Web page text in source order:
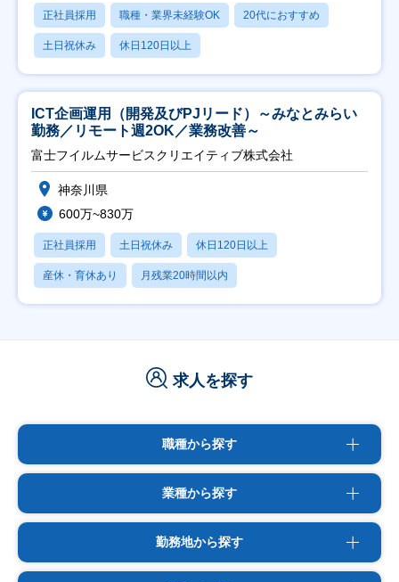
正社員採用 職種・業界未経験OK 20代におすすめ
土日祝休み 休日120日以上
ICT企画運用（開発及びPJリード）～みなとみらい
勤務／リモート週2OK／業務改善～
富士フイルムサービスクリエイティブ株式会社
神奈川県
600万~830万
正社員採用 土日祝休み 休日120日以上
産休・育休あり 月残業20時間以内
求人を探す
職種から探す
業種から探す
勤務地から探す